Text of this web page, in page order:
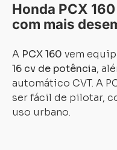
Honda PCX
com mais
A PCX 160 vem
16 cv de potência,
automático CVT. A
ser fácil de pilotar,
uso urbano.